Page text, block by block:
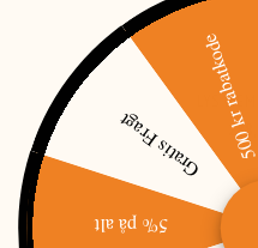
LYS
5% på alt
Gratis Fragt500 kr rabatkode